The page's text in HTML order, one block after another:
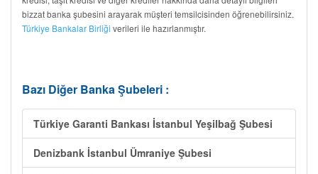
bizzat banka şubesini arayarak müşteri temsilcisinden öğrenebilirsiniz.
Türkiye Bankalar Birliği verileri ile hazırlanmıştır.
Bazı Diğer Banka Şubeleri :
Türkiye Garanti Bankası İstanbul Yeşilbağ Şubesi
Denizbank İstanbul Ümraniye Şubesi